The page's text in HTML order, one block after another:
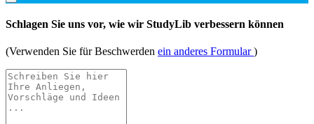
Schlagen Sie uns vor, wie wir StudyLib verbessern können
(Verwenden Sie für Beschwerden ein anderes Formular)